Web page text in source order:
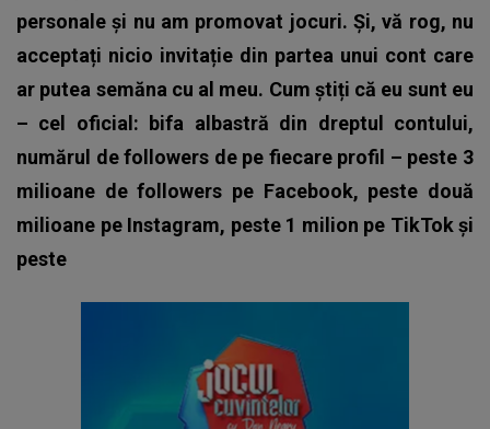
personale și nu am promovat jocuri. Și, vă rog, nu
acceptați nicio invitație din partea unui cont care
ar putea semăna cu al meu. Cum știți că eu sunt eu
– cel oficial: bifa albastră din dreptul contului,
numărul de followers de pe fiecare profil – peste 3
milioane de followers pe Facebook, peste două
milioane pe Instagram, peste 1 milion pe TikTok și
peste